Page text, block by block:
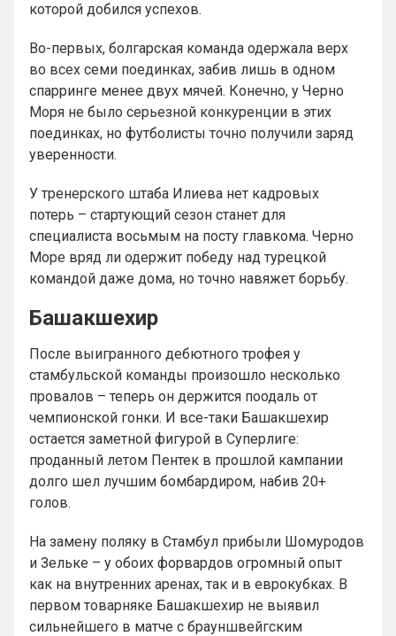
которой добился успехов.
Во-первых, болгарская команда одержала верх
во всех семи поединках, забив лишь в одном
спарринге менее двух мячей. Конечно, у Черно
Моря не было серьезной конкуренции в этих
поединках, но футболисты точно получили заряд
уверенности.
У тренерского штаба Илиева нет кадровых
потерь – стартующий сезон станет для
специалиста восьмым на посту главкома. Черно
Море вряд ли одержит победу над турецкой
командой даже дома, но точно навяжет борьбу.
Башакшехир
После выигранного дебютного трофея у
стамбульской команды произошло несколько
провалов – теперь он держится поодаль от
чемпионской гонки. И все-таки Башакшехир
остается заметной фигурой в Суперлиге:
проданный летом Пентек в прошлой кампании
долго шел лучшим бомбардиром, набив 20+
голов.
На замену поляку в Стамбул прибыли Шомуродов
и Зельке – у обоих форвардов огромный опыт
как на внутренних аренах, так и в еврокубках. В
первом товарняке Башакшехир не выявил
сильнейшего в матче с брауншвейгским